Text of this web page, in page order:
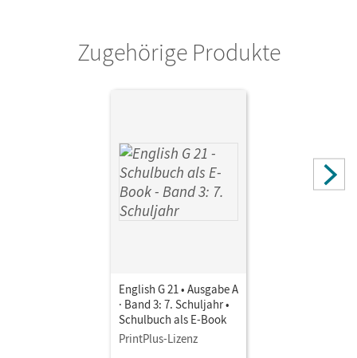
Herausgeber/-in
Schwarz, HellmutZugehörige Produkte
English G 21 • Ausgabe A
· Band 3: 7. Schuljahr •
Schulbuch als E-Book
PrintPlus-Lizenz